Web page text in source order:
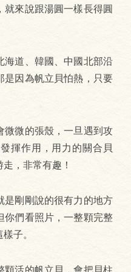
來說跟湯圓一樣長得圓
海道、韓國、中國北部沿
是因為帆立貝怕熱，只要
微微的張殼，一旦遇到攻
揮作用，用力的關合貝
，非常有趣！
是剛剛說的很有力的地方
你們看照片，一整顆完整
子。
活的帆立貝，會把貝柱